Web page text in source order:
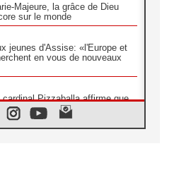
Majeure, la grâce de Dieu
sur le monde
jeunes d'Assise: «l'Europe et
en vous de nouveaux
Pizzaballa affirme que
veulent la paix»